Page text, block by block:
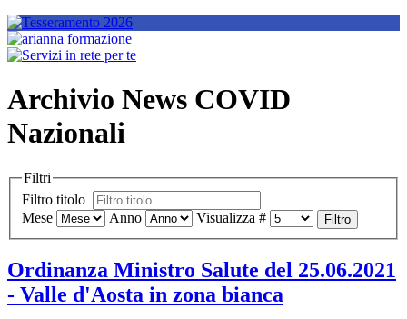
Archivio News COVID
Nazionali
Filtri
Filtro titolo
Mese
Anno Visualizza # Filtro
Ordinanza Ministro Salute del 25.06.2021
- Valle d'Aosta in zona bianca